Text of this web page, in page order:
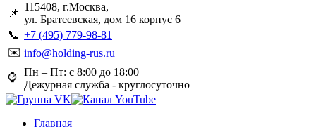
📌
115408, г.Москва,
ул. Братеевская, дом 16 корпус 6
📞 +7 (495) 779-98-81
✉️ info@holding-rus.ru
⌚️ Пн – Пт: с 8:00 до 18:00
Дежурная служба - круглосуточно
Главная